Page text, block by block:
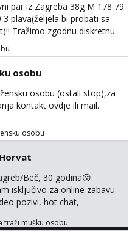
par iz Zagreba 38g M 178 79
3 plava(željela bi probati sa
Tražimo zgodnu diskretnu
promatrala dok imamo
Može se pridruziti ali i ne
uzivamo diskretno anonimno
puno.Sliku mozemo
uzivo se upoznati. Na
poslije tog mozemo se
osobu
osobu (ostali stop),za
kontakt ovdje ili mail.
osobu
Beč, 30 godina😚
isključivo za online zabavu
pozivi, hot chat,
Instagram:
traži mušku osobu